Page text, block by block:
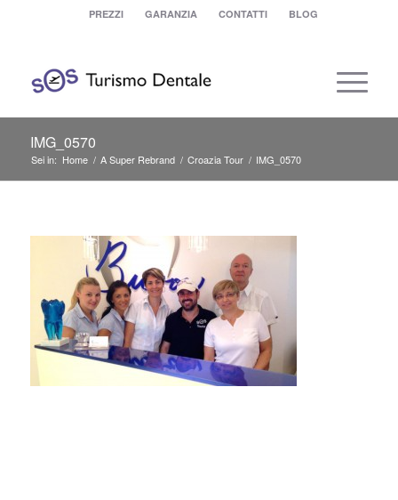
PREZZI GARANZIA CONTATTI BLOG
IMG_0570
Sei in: Home / A Super Rebrand / Croazia Tour / IMG_0570